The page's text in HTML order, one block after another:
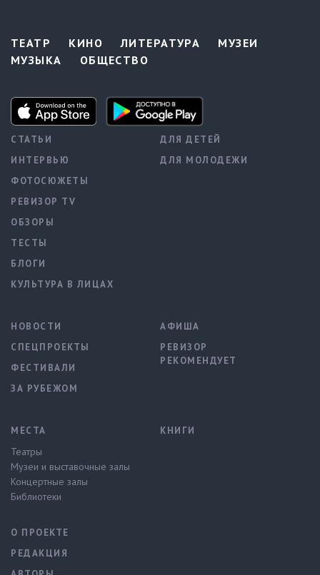
ТЕАТР КИНО ЛИТЕРАТУРА
МУЗЕИ
МУЗЫКА
ОБЩЕСТВО
СТАТЬИ
ИНТЕРВЬЮ
ФОТОСЮЖЕТЫ
РЕВИЗОР TV
ОБЗОРЫ
ТЕСТЫ
БЛОГИ
КУЛЬТУРА В ЛИЦАХ
ДЛЯ ДЕТЕЙ
ДЛЯ МОЛОДЕЖИ
НОВОСТИ
СПЕЦПРОЕКТЫ
ФЕСТИВАЛИ
ЗА РУБЕЖОМ
АФИША
РЕВИЗОР
РЕКОМЕНДУЕТ
МЕСТА
Театры
Музеи и выставочные залы
Концертные залы
Библиотеки
КНИГИ
О ПРОЕКТЕ
РЕДАКЦИЯ